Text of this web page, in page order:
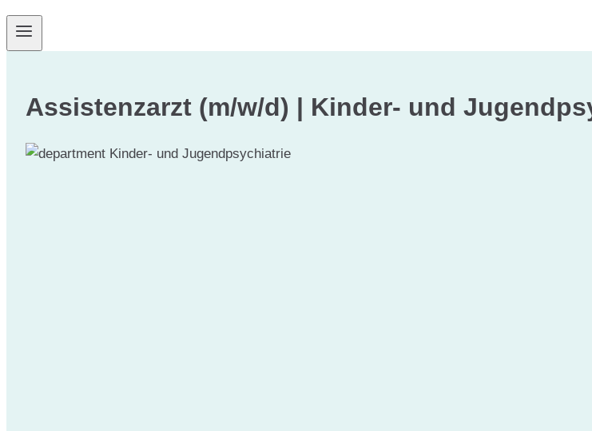
Assistenzarzt (m/w/d) | Kinder- und
Kinder- und Jugendpsychiatrie